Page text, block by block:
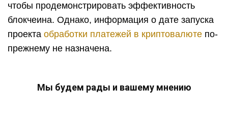
чтобы продемонстрировать эффективность
блокчеина. Однако, информация о дате запуска
проекта обработки платежей в криптовалюте по-
прежнему не назначена.
Мы будем рады и вашему мнению